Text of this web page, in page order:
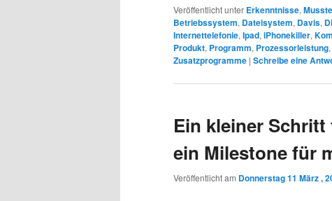
Veröffentlicht unter Erkenntnisse,
Betriebssystem, Dateisystem, Davis,
Internettelefonie, Ipad, iPhonekiller,
Produkt, Programm, Prozessorleistung,
Zusatzprogramme | Schreibe eine
Ein kleiner
ein Milestone für
Veröffentlicht am Donnerstag 11 März ,